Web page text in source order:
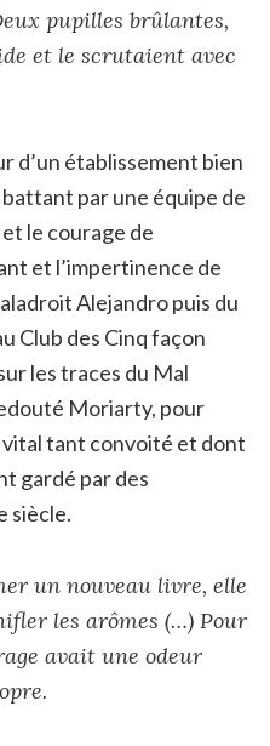
pupilles brûlantes,
et le scrutaient avec
d’un établissement bien
par une équipe de
le courage de
et l’impertinence de
Alejandro puis du
Club des Cinq façon
les traces du Mal
Moriarty, pour
tant convoité et dont
gardé par des
siècle.
un nouveau livre, elle
les arômes (…) Pour
avait une odeur